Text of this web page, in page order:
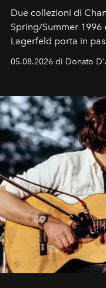
Due collezioni di
Spring/Summer 1996
Lagerfeld porta in
logomania pensata
Kate, Claudia e
uno dei documenti
05.08.2026 di Donato